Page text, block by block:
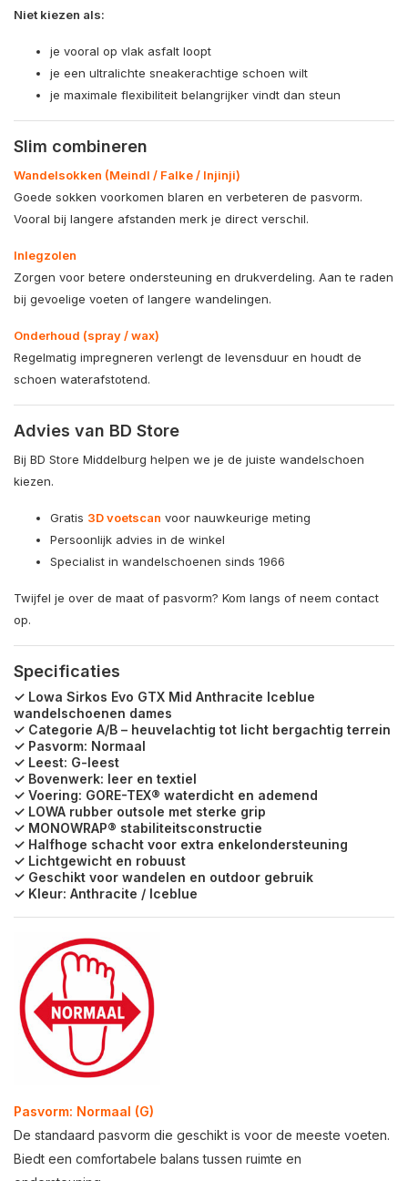
Niet kiezen als:
je vooral op vlak asfalt loopt
je een ultralichte sneakerachtige schoen wilt
je maximale flexibiliteit belangrijker vindt dan steun
Slim combineren
Wandelsokken (Meindl / Falke / Injinji)
Goede sokken voorkomen blaren en verbeteren de pasvorm.
Vooral bij langere afstanden merk je direct verschil.
Inlegzolen
Zorgen voor betere ondersteuning en drukverdeling. Aan te raden
bij gevoelige voeten of langere wandelingen.
Onderhoud (spray / wax)
Regelmatig impregneren verlengt de levensduur en houdt de
schoen waterafstotend.
Advies van BD Store
Bij BD Store Middelburg helpen we je de juiste wandelschoen
kiezen.
Gratis 3D voetscan voor nauwkeurige meting
Persoonlijk advies in de winkel
Specialist in wandelschoenen sinds 1966
Twijfel je over de maat of pasvorm? Kom langs of neem contact
op.
Specificaties
✓ Lowa Sirkos Evo GTX Mid Anthracite Iceblue
wandelschoenen dames
✓ Categorie A/B – heuvelachtig tot licht bergachtig terrein
✓ Pasvorm: Normaal
✓ Leest: G-leest
✓ Bovenwerk: leer en textiel
✓ Voering: GORE-TEX® waterdicht en ademend
✓ LOWA rubber outsole met sterke grip
✓ MONOWRAP® stabiliteitsconstructie
✓ Halfhoge schacht voor extra enkelondersteuning
✓ Lichtgewicht en robuust
✓ Geschikt voor wandelen en outdoor gebruik
✓ Kleur: Anthracite / Iceblue
Pasvorm: Normaal (G)
De standaard pasvorm die geschikt is voor de meeste voeten.
Biedt een comfortabele balans tussen ruimte en